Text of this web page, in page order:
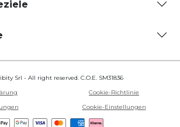
Srl - All right reserved. C.O.E. SM31836
Cookie-Richtlinie
Cookie-Einstellungen